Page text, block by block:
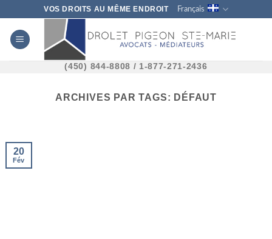
content
VOS DROITS AU MÊME ENDROIT Français
(450) 844-8808 / 1-877-271-2436
ARCHIVES PAR TAGS: DÉFAUT
20
Fév